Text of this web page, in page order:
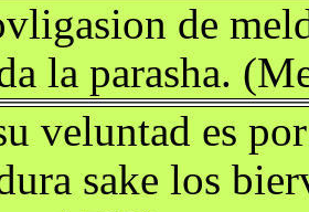
de
la parasha.
veluntad es
sake los